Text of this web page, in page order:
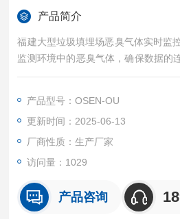
产品简介
福建大型垃圾填埋场恶臭气体实时监
监测环境中的恶臭气体，确保数据的
采用的传感器技术，能够精准识别多
产品型号：OSEN-OU
更新时间：2025-06-13
厂商性质：生产厂家
访问量：1029
产品咨询